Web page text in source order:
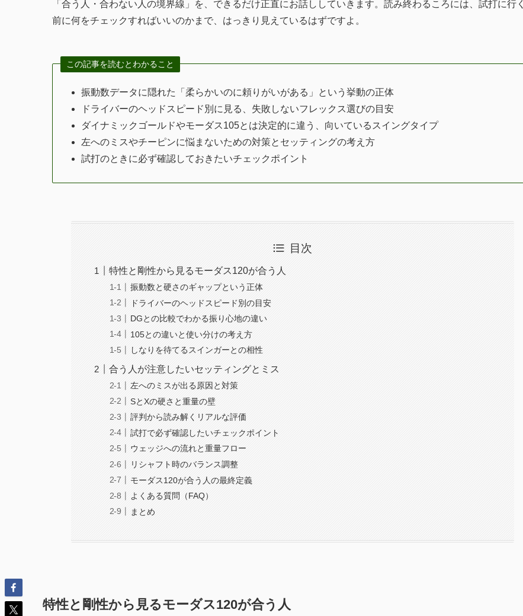
「合う人・合わない人の境界線」を、できるだけ正直にお話ししていきます。読み終わるころには、試打に行く
前に何をチェックすればいいのかまで、はっきり見えているはずですよ。
この記事を読むとわかること
振動数データに隠れた「柔らかいのに頼りがいがある」という挙動の正体
ドライバーのヘッドスピード別に見る、失敗しないフレックス選びの目安
ダイナミックゴールドやモーダス105とは決定的に違う、向いているスイングタイプ
左へのミスやチーピンに悩まないための対策とセッティングの考え方
試打のときに必ず確認しておきたいチェックポイント
目次
特性と剛性から見るモーダス120が合う人
振動数と硬さのギャップという正体
ドライバーのヘッドスピード別の目安
DGとの比較でわかる振り心地の違い
105との違いと使い分けの考え方
しなりを待てるスインガーとの相性
合う人が注意したいセッティングとミス
左へのミスが出る原因と対策
SとXの硬さと重量の壁
評判から読み解くリアルな評価
試打で必ず確認したいチェックポイント
ウェッジへの流れと重量フロー
リシャフト時のバランス調整
モーダス120が合う人の最終定義
よくある質問（FAQ）
まとめ
特性と剛性から見るモーダス120が合う人